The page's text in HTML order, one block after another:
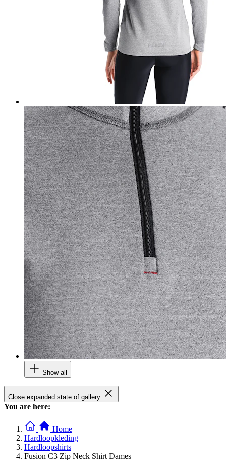
Show all
Close expanded state of gallery
You are here:
Home
Hardloopkleding
Hardloopshirts
Fusion C3 Zip Neck Shirt Dames